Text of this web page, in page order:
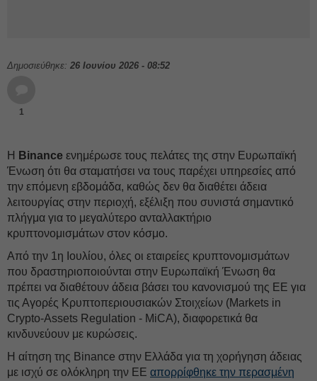
Δημοσιεύθηκε: 26 Ιουνίου 2026 - 08:52
1
Η Binance ενημέρωσε τους πελάτες της στην Ευρωπαϊκή
Ένωση ότι θα σταματήσει να τους παρέχει υπηρεσίες από
την επόμενη εβδομάδα, καθώς δεν θα διαθέτει άδεια
λειτουργίας στην περιοχή, εξέλιξη που συνιστά σημαντικό
πλήγμα για το μεγαλύτερο ανταλλακτήριο
κρυπτονομισμάτων στον κόσμο.
Από την 1η Ιουλίου, όλες οι εταιρείες κρυπτονομισμάτων
που δραστηριοποιούνται στην Ευρωπαϊκή Ένωση θα
πρέπει να διαθέτουν άδεια βάσει του κανονισμού της ΕΕ για
τις Αγορές Κρυπτοπεριουσιακών Στοιχείων (Markets in
Crypto-Assets Regulation - MiCA), διαφορετικά θα
κινδυνεύουν με κυρώσεις.
Η αίτηση της Binance στην Ελλάδα για τη χορήγηση άδειας
με ισχύ σε ολόκληρη την ΕΕ απορρίφθηκε την περασμένη